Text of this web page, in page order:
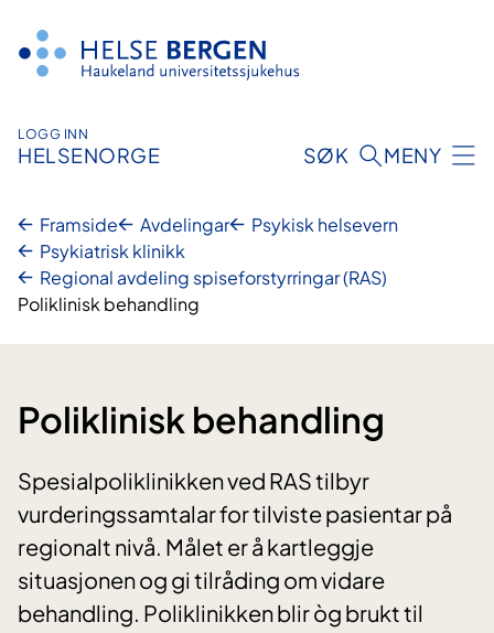
innhald
LOGG INN
HELSENORGE SØK MENY
Framside Avdelingar
Psykisk helsevern
Psykiatrisk klinikk
Regional avdeling spiseforstyrringar (RAS)
Poliklinisk behandling
Poliklinisk behandling
Spesialpoliklinikken ved RAS tilbyr
vurderingssamtalar for tilviste pasientar på
regionalt nivå. Målet er å kartleggje
situasjonen og gi tilråding om vidare
behandling. Poliklinikken blir òg brukt til